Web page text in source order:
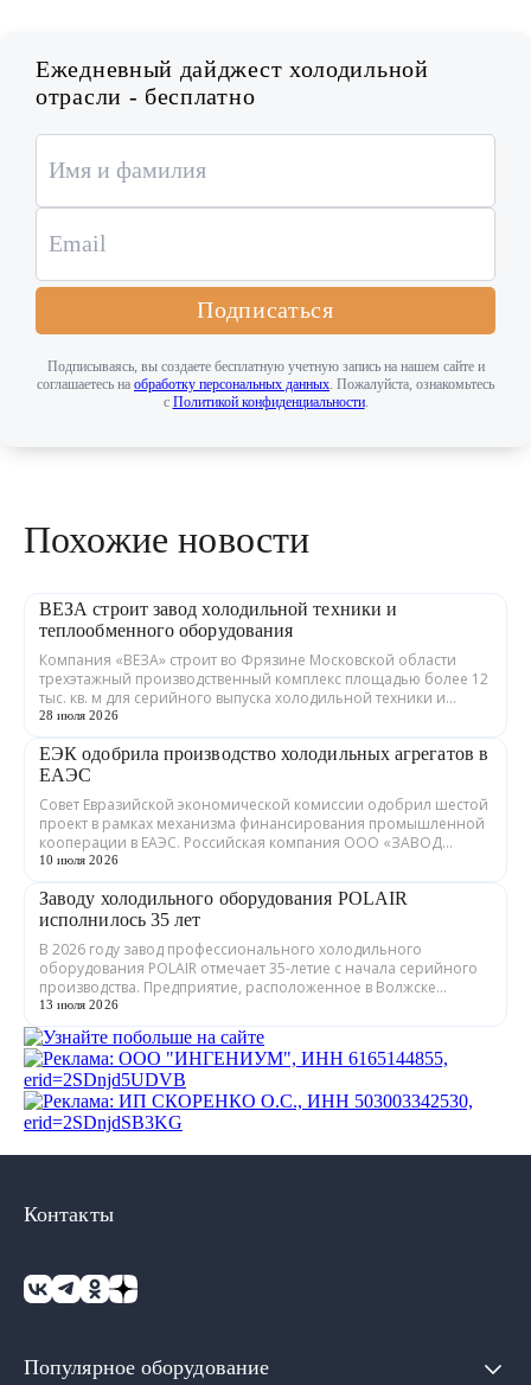
Ежедневный дайджест холодильной
отрасли - бесплатно
Подписаться
Подписываясь, вы создаете бесплатную учетную запись на нашем сайте и
соглашаетесь на обработку персональных данных . Пожалуйста, ознакомьтесь
с Политикой конфиденциальности.
Похожие новости
ВЕЗА строит завод холодильной техники и
теплообменного оборудования
Компания «ВЕЗА» строит во Фрязине Московской области
трехэтажный производственный комплекс площадью более 12
тыс. кв. м для серийного выпуска холодильной техники и
теплообменного оборудования. ...
28 июля 2026
ЕЭК одобрила производство холодильных агрегатов в
ЕАЭС
Совет Евразийской экономической комиссии одобрил шестой
проект в рамках механизма финансирования промышленной
кооперации в ЕАЭС. Российская компания ООО «ЗАВОД
ГРАДИЕНТ» совместно с предприятия...
10 июля 2026
Заводу холодильного оборудования POLAIR
исполнилось 35 лет
В 2026 году завод профессионального холодильного
оборудования POLAIR отмечает 35-летие с начала серийного
производства. Предприятие, расположенное в Волжске
Республики Марий Эл, выпускает обору...
13 июля 2026
Популярное оборудование
Контакты